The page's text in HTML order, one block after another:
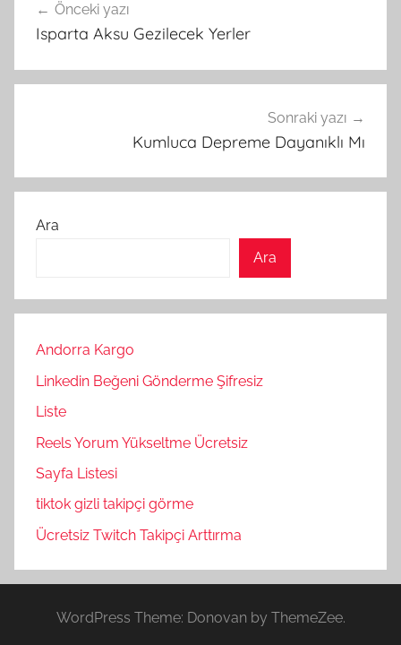
gezinmesi
Önceki yazı
Isparta Aksu Gezilecek Yerler
Sonraki yazı
Kumluca Depreme Dayanıklı Mı
Ara
Ara
Andorra Kargo
Linkedin Beğeni Gönderme Şifresiz
Liste
Reels Yorum Yükseltme Ücretsiz
Sayfa Listesi
tiktok gizli takipçi görme
Ücretsiz Twitch Takipçi Arttırma
WordPress Theme: Donovan by ThemeZee.